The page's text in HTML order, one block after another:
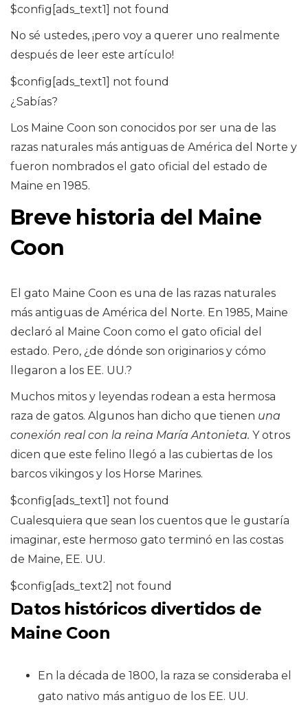
$config[ads_text1] not found
No sé ustedes, ¡pero voy a querer uno realmente
después de leer este artículo!
$config[ads_text1] not found
¿Sabías?
Los Maine Coon son conocidos por ser una de las
razas naturales más antiguas de América del Norte y
fueron nombrados el gato oficial del estado de
Maine en 1985.
Breve historia del Maine
Coon
El gato Maine Coon es una de las razas naturales
más antiguas de América del Norte. En 1985, Maine
declaró al Maine Coon como el gato oficial del
estado. Pero, ¿de dónde son originarios y cómo
llegaron a los EE. UU.?
Muchos mitos y leyendas rodean a esta hermosa
raza de gatos. Algunos han dicho que tienen una
conexión real con la reina María Antonieta. Y otros
dicen que este felino llegó a las cubiertas de los
barcos vikingos y los Horse Marines.
$config[ads_text1] not found
Cualesquiera que sean los cuentos que le gustaría
imaginar, este hermoso gato terminó en las costas
de Maine, EE. UU.
$config[ads_text2] not found
Datos históricos divertidos de
Maine Coon
En la década de 1800, la raza se consideraba el
gato nativo más antiguo de los EE. UU.